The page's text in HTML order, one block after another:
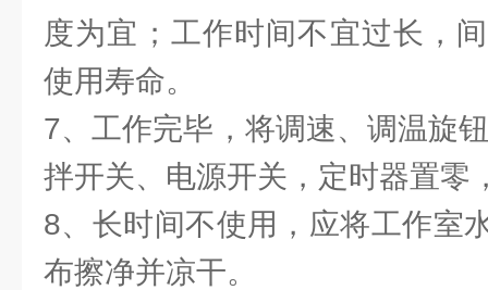
度为宜；工作时间不宜过长，
使用寿命。
7、工作完毕，将调速、调温旋
拌开关、电源开关，定时器置零
8、长时间不使用，应将工作室
布擦净并凉干。